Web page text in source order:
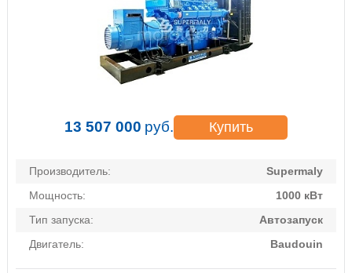
13 507 000 руб. Купить
Производитель:
Supermaly
Мощность:
1000 кВт
Тип запуска:
Автозапуск
Двигатель:
Baudouin